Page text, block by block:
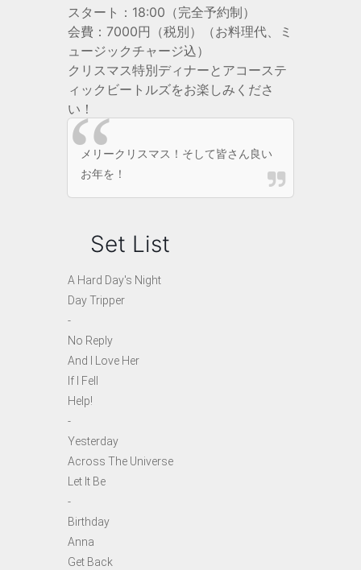
スタート：18:00（完全予約制）
会費：7000円（税別）（お料理代、ミ
ュージックチャージ込）
クリスマス特別ディナーとアコーステ
ィックビートルズをお楽しみくださ
い！
メリークリスマス！そして皆さん良い
お年を！
Set List
A Hard Day's Night
Day Tripper
-
No Reply
And I Love Her
If I Fell
Help!
-
Yesterday
Across The Universe
Let It Be
-
Birthday
Anna
Get Back